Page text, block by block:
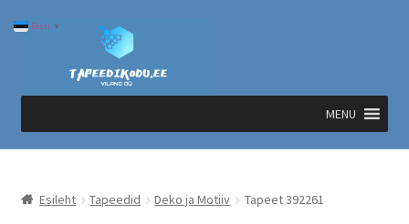
Liigu
navigeerimisele
Liigu
MENU
Esileht Tapeedid Deko ja Motiiv Tapeet 392261
Eesti ▼